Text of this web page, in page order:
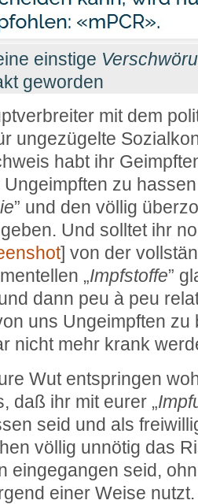
einstige
geworden
mit dem
ungezügelte
habt ihr
zu
” und den völlig
Und solltet ihr
] von der
„Impfstoffe”
dann peu à peu
uns Ungeimpften zu
nicht mehr krank
Wut entspringen
daß ihr mit eurer „
seid und als
völlig unnötig das
eingegangen seid,
einer Weise